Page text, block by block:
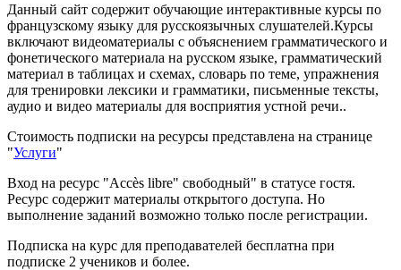
Данный сайт содержит обучающие интерактивные курсы по
французскому языку для русскоязычных слушателей.Курсы
включают видеоматериалы с объяснением грамматического и
фонетического материала на русском языке, грамматический
материал в таблицах и схемах, словарь по теме, упражнения
для тренировки лексики и грамматики, письменные тексты,
аудио и видео материалы для восприятия устной речи..
Стоимость подписки на ресурсы представлена на странице
"Услуги"
Вход на ресурс "Accès libre" свободный" в статусе гостя.
Ресурс содержит материалы открытого доступа. Но
выполнение заданий возможно только после регистрации.
Подписка на курс для преподавателей бесплатна при
подписке 2 учеников и более.